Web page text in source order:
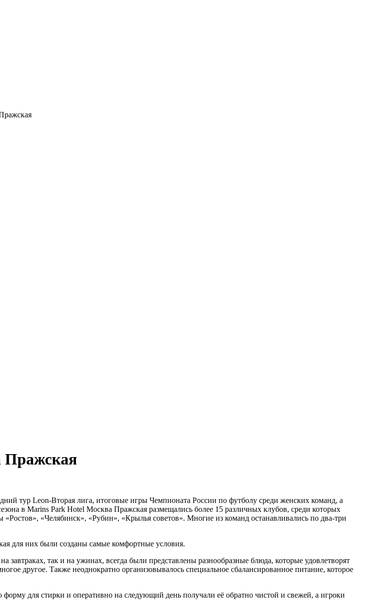
Пражская
тур Leon-Вторая лига, итоговые игры Чемпионата России по футболу среди женских команд, а
в Marins Park Hotel Москва Пражская размещались более 15 различных клубов, среди которых
«Челябинск», «Рубин», «Крылья советов». Многие из команд останавливались по два-три
для них были созданы самые комфортные условия.
так и на ужинах, всегда были представлены разнообразные блюда, которые удовлетворят
другое. Также неоднократно организовывалось специальное сбалансированное питание, которое
для стирки и оперативно на следующий день получали её обратно чистой и свежей, а игроки